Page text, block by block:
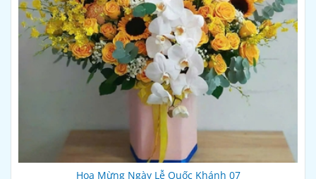
Hoa Mừng Ngày Lễ Quốc Khánh 07